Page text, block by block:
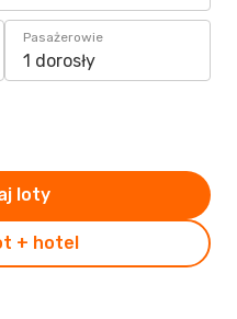
Pasażerowie
1 dorosły
+ hotel
loty